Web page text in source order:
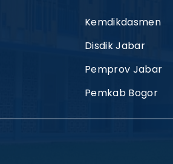
Kemdikdasmen
Disdik Jabar
Pemprov Jabar
Pemkab Bogor